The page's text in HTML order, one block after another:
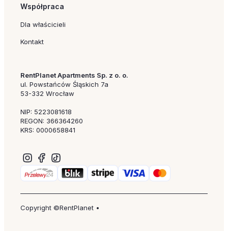
Współpraca
Dla właścicieli
Kontakt
RentPlanet Apartments Sp. z o. o.
ul. Powstańców Śląskich 7a
53-332 Wrocław
NIP: 5223081618
REGON: 366364260
KRS: 0000658841
Copyright ©RentPlanet •